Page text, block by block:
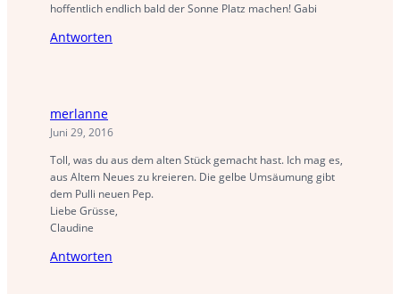
hoffentlich endlich bald der Sonne Platz machen! Gabi
Antworten
merlanne
Juni 29, 2016
Toll, was du aus dem alten Stück gemacht hast. Ich mag es,
aus Altem Neues zu kreieren. Die gelbe Umsäumung gibt
dem Pulli neuen Pep.
Liebe Grüsse,
Claudine
Antworten